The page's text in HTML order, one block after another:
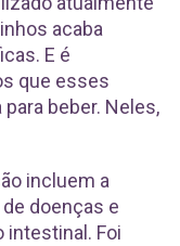
acaba
E é
que esses
beber. Neles,
incluem a
doenças e
Foi